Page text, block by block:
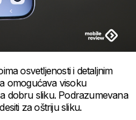
osvetljenosti i detaljnim
omogućava visoku
dobru sliku. Podrazumevana
za oštriju sliku.